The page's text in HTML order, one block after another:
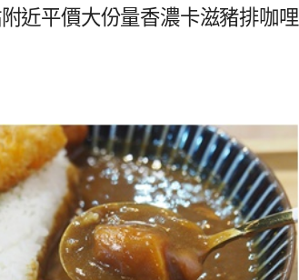
近平價大份量香濃卡滋豬排咖哩